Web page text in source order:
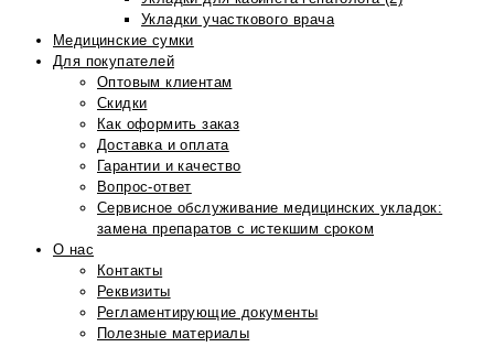
Укладки участкового врача
Медицинские сумки
Для покупателей
Оптовым клиентам
Скидки
Как оформить заказ
Доставка и оплата
Гарантии и качество
Вопрос-ответ
Сервисное обслуживание медицинских укладок:
замена препаратов с истекшим сроком
О нас
Контакты
Реквизиты
Регламентирующие документы
Полезные материалы